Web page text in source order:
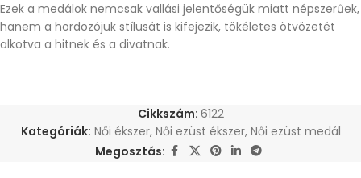
Ezek a medálok nemcsak vallási jelentőségük miatt népszerűek,
hanem a hordozójuk stílusát is kifejezik, tökéletes ötvözetét
alkotva a hitnek és a divatnak.
Cikkszám: 6122
Kategóriák: Női ékszer, Női ezüst ékszer, Női ezüst medál
Megosztás: